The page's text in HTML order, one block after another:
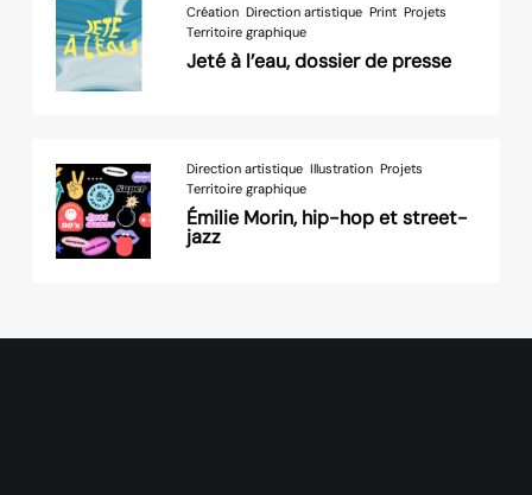
Création Direction artistique Print Projets
Territoire graphique
Jeté à l’eau, dossier de presse
Direction artistique Illustration Projets
Territoire graphique
Émilie Morin, hip-hop et street-
jazz